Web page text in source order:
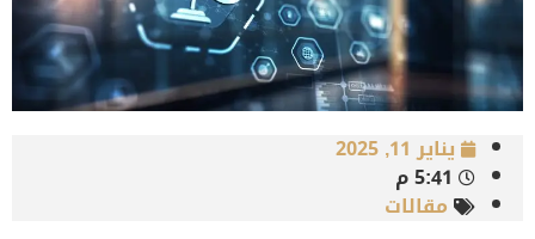
يناير 11, 2025
5:41 م
مقالات